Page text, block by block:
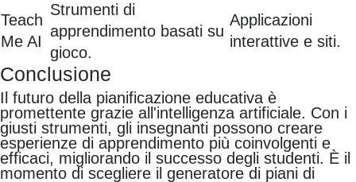
Teach
Me AI
Strumenti di
apprendimento basati su
gioco.
Applicazioni
interattive e siti.
Conclusione
Il futuro della pianificazione educativa è
promettente grazie all'intelligenza artificiale. Con i
giusti strumenti, gli insegnanti possono creare
esperienze di apprendimento più coinvolgenti e
efficaci, migliorando il successo degli studenti. È il
momento di scegliere il generatore di piani di